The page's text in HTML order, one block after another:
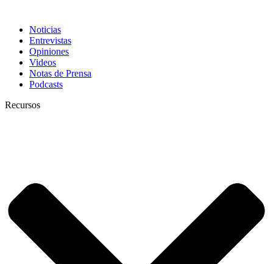
Noticias
Entrevistas
Opiniones
Videos
Notas de Prensa
Podcasts
Recursos